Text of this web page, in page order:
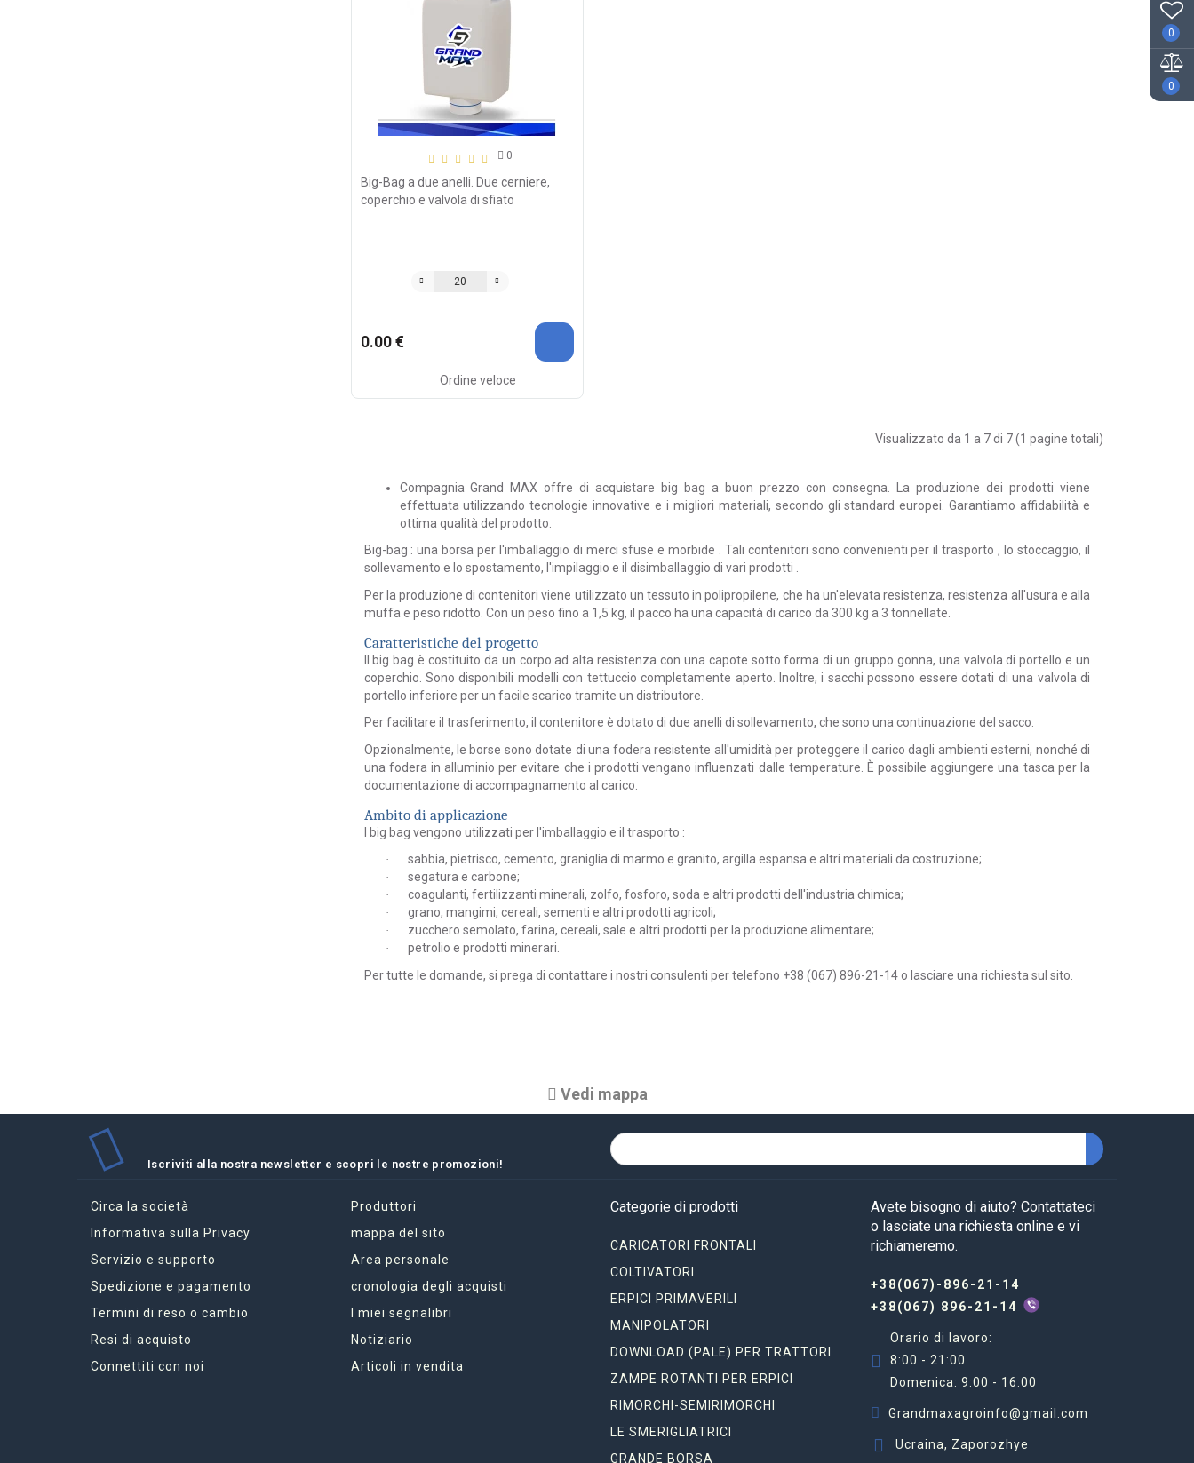
0
0
0
Big-Bag a due anelli. Due cerniere,
coperchio e valvola di sfiato
0.00 €
Ordine veloce
Visualizzato da 1 a 7 di 7 (1 pagine totali)
CompagniaGrand MAX offre di acquistarebig bag a buon prezzo con consegna. La produzione dei prodotti viene
effettuata utilizzando tecnologie innovative e i migliori materiali, secondo gli standard europei. Garantiamo affidabilità e
ottima qualità del prodotto.
Big-bag :una borsa per l'imballaggio di merci sfuse e morbide . Tali contenitori sono convenienti per iltrasporto , lo stoccaggio, il
sollevamento e lo spostamento, l'impilaggio e il disimballaggio di vari prodotti .
Per la produzione dicontenitori viene utilizzato un tessuto in polipropilene, che ha un'elevata resistenza, resistenza all'usura e alla
muffa e peso ridotto. Con un peso fino a 1,5 kg, il pacco ha una capacità di carico da 300 kg a 3 tonnellate.
Caratteristiche del progetto
Il big bag è costituito da un corpo ad alta resistenza con una capote sotto forma di un gruppo gonna, una valvola di portello e un
coperchio. Sono disponibili modelli con tettuccio completamente aperto. Inoltre, i sacchi possono essere dotati di una valvola di
portello inferiore per un facile scarico tramite un distributore.
Per facilitare il trasferimento, il contenitore è dotato di due anelli di sollevamento, che sono una continuazione del sacco.
Opzionalmente, le borse sono dotate di una fodera resistente all'umidità per proteggere il carico dagli ambienti esterni, nonché di
una fodera in alluminio per evitare che i prodotti vengano influenzati dalle temperature. È possibile aggiungere una tasca per la
documentazione di accompagnamento al carico.
Ambito di applicazione
I big bag vengono utilizzati per l'imballaggio e il trasporto :
· sabbia, pietrisco, cemento, graniglia di marmo e granito, argilla espansa e altri materiali da costruzione;
· segatura e carbone;
· coagulanti, fertilizzanti minerali, zolfo, fosforo, soda e altri prodotti dell'industria chimica;
· grano, mangimi, cereali, sementi e altri prodotti agricoli;
· zucchero semolato, farina, cereali, sale e altri prodotti per la produzione alimentare;
·
petrolio e prodotti minerari.
Per tutte le domande, si prega di contattare i nostri consulenti per telefono +38 (067) 896-21-14 o lasciare una richiesta sul sito.
Vedi mappa
Iscriviti alla nostra newsletter e scopri le nostre promozioni!
Circa la società
Informativa sulla Privacy
Servizio e supporto
Spedizione e pagamento
Termini di reso o cambio
Resi di acquisto
Connettiti con noi
Produttori
mappa del sito
Area personale
cronologia degli acquisti
I miei segnalibri
Notiziario
Articoli in vendita
Categorie di prodotti
CARICATORI FRONTALI
COLTIVATORI
ERPICI PRIMAVERILI
MANIPOLATORI
DOWNLOAD (PALE) PER TRATTORI
ZAMPE ROTANTI PER ERPICI
RIMORCHI-SEMIRIMORCHI
LE SMERIGLIATRICI
GRANDE BORSA
Avete bisogno di aiuto? Contattateci
o lasciate una richiesta online e vi
richiameremo.
+38(067)-896-21-14
+38(067) 896-21-14
Orario di lavoro:
8:00 - 21:00
Domenica: 9:00 - 16:00
Grandmaxagroinfo@gmail.com
Ucraina, Zaporozhye